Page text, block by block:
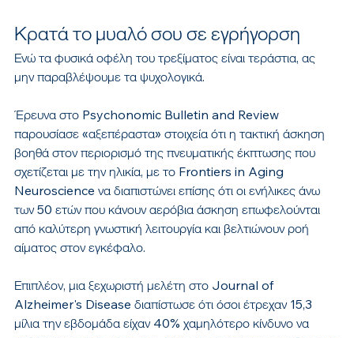
Κρατά το μυαλό σου σε εγρήγορση
Ενώ τα φυσικά οφέλη του τρεξίματος είναι τεράστια, ας
μην παραβλέψουμε τα ψυχολογικά.
Έρευνα στο Psychonomic Bulletin and Review
παρουσίασε «αξεπέραστα» στοιχεία ότι η τακτική άσκηση
βοηθά στον περιορισμό της πνευματικής έκπτωσης που
σχετίζεται με την ηλικία, με το Frontiers in Aging
Neuroscience να διαπιστώνει επίσης ότι οι ενήλικες άνω
των 50 ετών που κάνουν αερόβια άσκηση επωφελούνται
από καλύτερη γνωστική λειτουργία και βελτιώνουν ροή
αίματος στον εγκέφαλο.
Επιπλέον, μια ξεχωριστή μελέτη στο Journal of
Alzheimer's Disease διαπίστωσε ότι όσοι έτρεχαν 15,3
μίλια την εβδομάδα είχαν 40% χαμηλότερο κίνδυνο να